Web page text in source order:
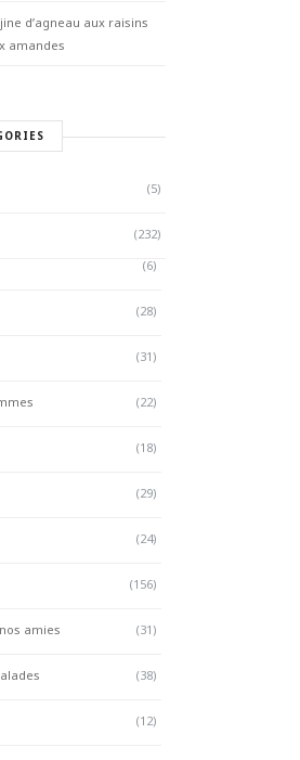
d’agneau aux raisins
amandes
(5)
(232)
(6)
(28)
(31)
(22)
(18)
(29)
(24)
(156)
amies (31)
(38)
(12)